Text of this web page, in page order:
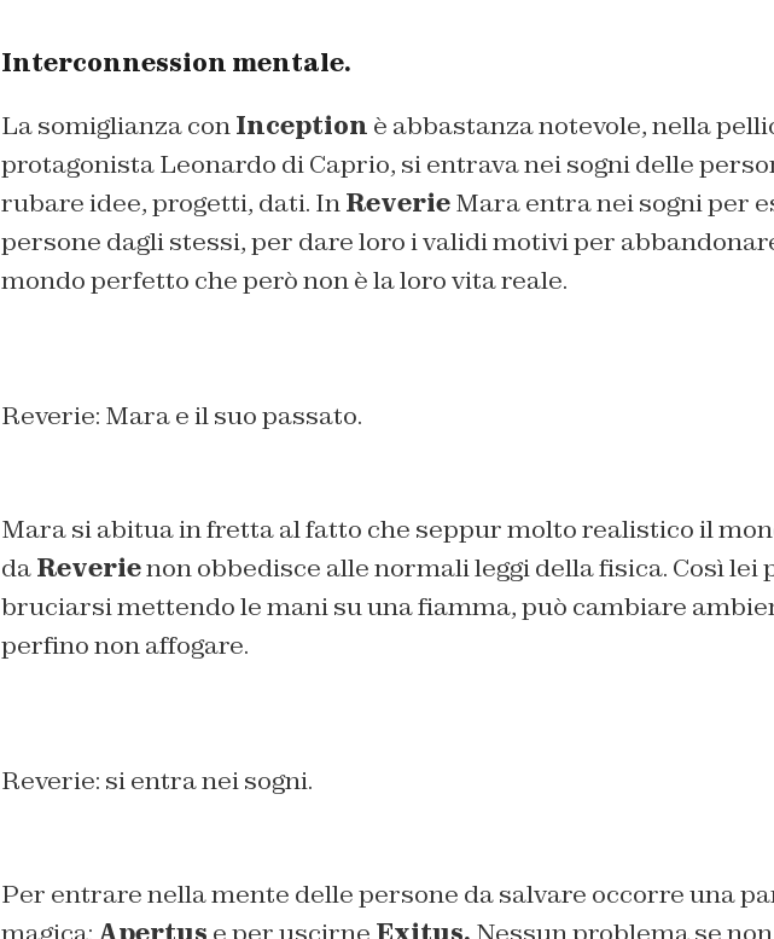
Interconnession mentale.
La somiglianza conInception è abbastanza notevole, nella
protagonista Leonardo di Caprio, si entrava nei sogni delle
rubare idee, progetti, dati. InReverieMara entra nei sogni per
persone dagli stessi, per dare loro i validi motivi per
mondo perfetto che però non è la loro vita reale.
Reverie: Mara e il suo passato.
Mara si abitua in fretta al fatto che seppur molto realistico il
daReverienon obbedisce alle normali leggi della fisica. Così lei
bruciarsi mettendo le mani su una fiamma, può cambiare
perfino non affogare.
Reverie: si entra nei sogni.
Per entrare nella mente delle persone da salvare occorre una